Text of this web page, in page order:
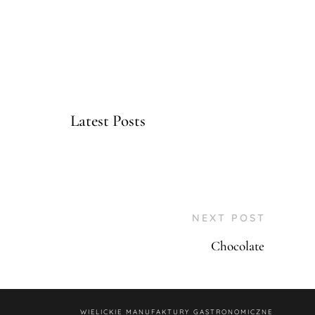
Latest Posts
NEXT POST
Chocolate
WIELICKIE MANUFAKTURY GASTRONOMICZNE